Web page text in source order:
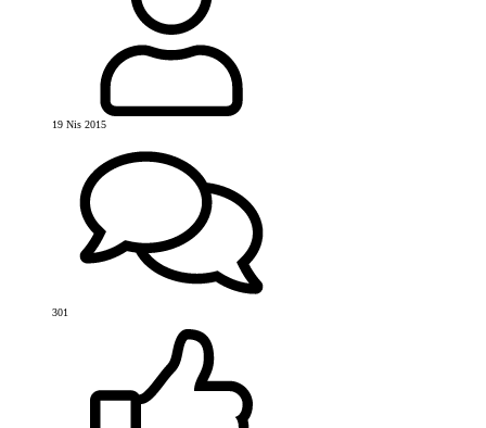
19 Nis 2015
301